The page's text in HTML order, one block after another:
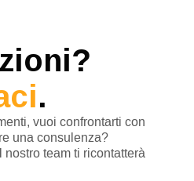
.
vuoi confrontarti con
una consulenza?
team ti ricontatterà